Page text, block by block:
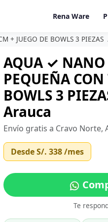
Rena Ware
+ JUEGO DE BOWLS 3 PIEZAS
AQUA ✓ NANO
PEQUEÑA CON
BOWLS 3
Arauca
Envío gratis a Cravo Norte,
DesdeS/. 338/mes
Te